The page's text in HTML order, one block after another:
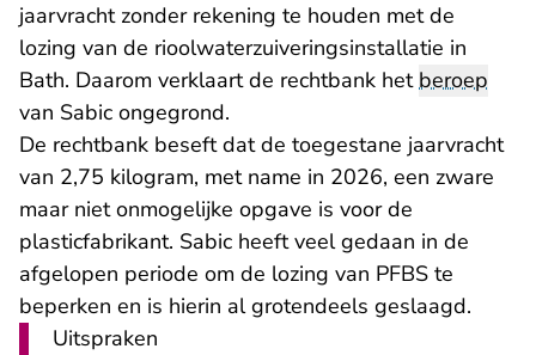
jaarvracht zonder rekening te houden met de
lozing van de rioolwaterzuiveringsinstallatie in
Bath. Daarom verklaart de rechtbank hetberoep
van Sabic ongegrond.
De rechtbank beseft dat de toegestane jaarvracht
van 2,75 kilogram, met name in 2026, een zware
maar niet onmogelijke opgave is voor de
plasticfabrikant. Sabic heeft veel gedaan in de
afgelopen periode om de lozing van PFBS te
beperken en is hierin al grotendeels geslaagd.
Uitspraken